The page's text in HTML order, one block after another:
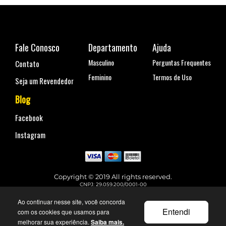
Ao continuar nesse site, você concorda
com os cookies que usamos para
melhorar sua experiência. Saiba mais.
Entendi
Fale Conosco
Contato
Seja um Revendedor
Blog
Facebook
Instagram
Departamento
Masculino
Feminino
Ajuda
Perguntas Frequentes
Termos de Uso
Copyright © 2019 All rights reserved.
CNPJ: 29.059.200/0001-00
Telefone para contato: (11) 99144-4129
faleconosco@urbane.com.br